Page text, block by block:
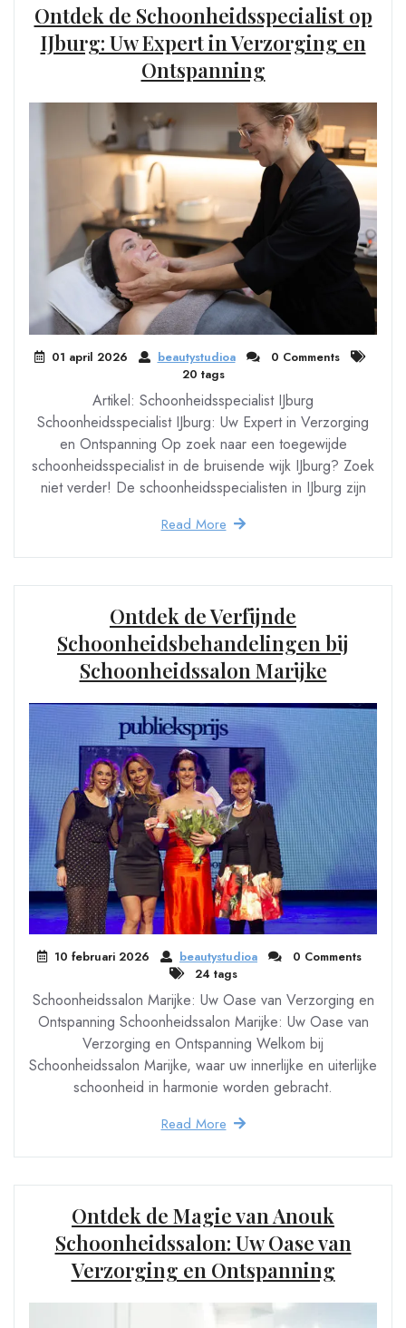
Ontdek de Schoonheidsspecialist op
IJburg: Uw Expert in Verzorging en
Ontspanning
01 april 2026 beautystudioa
0 Comments
20 tags
Artikel: Schoonheidsspecialist IJburg
Schoonheidsspecialist IJburg: Uw Expert in Verzorging
en Ontspanning Op zoek naar een toegewijde
schoonheidsspecialist in de bruisende wijk IJburg? Zoek
niet verder! De schoonheidsspecialisten in IJburg zijn
Read More
Ontdek de Verfijnde
Schoonheidsbehandelingen bij
Schoonheidssalon Marijke
10 februari 2026 beautystudioa
0 Comments
24 tags
Schoonheidssalon Marijke: Uw Oase van Verzorging en
Ontspanning Schoonheidssalon Marijke: Uw Oase van
Verzorging en Ontspanning Welkom bij
Schoonheidssalon Marijke, waar uw innerlijke en uiterlijke
schoonheid in harmonie worden gebracht.
Read More
Ontdek de Magie van Anouk
Schoonheidssalon: Uw Oase van
Verzorging en Ontspanning